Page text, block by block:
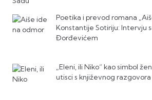
Poetika i prevod romana
Konstantije Sotiriju: Intervju
Đorđevićem
„Eleni, ili Niko“ kao simbol
utisci s književnog razgovora